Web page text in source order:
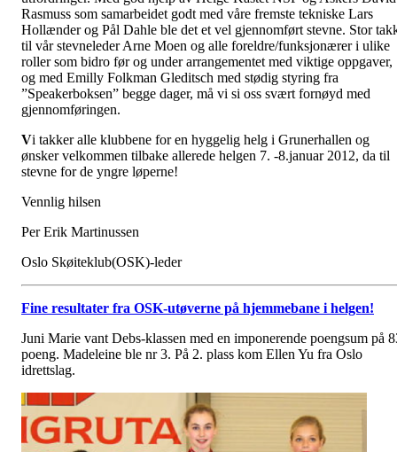
Rasmuss som samarbeidet godt med våre fremste tekniske Lars
Hollænder og Pål Dahle ble det et vel gjennomført stevne. Stor
til vår stevneleder Arne Moen og alle foreldre/funksjonærer i ulike
roller som bidro før og under arrangementet med viktige oppgaver,
og med Emilly Folkman Gleditsch med stødig styring fra
”Speakerboksen” begge dager, må vi si oss svært fornøyd med
gjennomføringen.
Vi takker alle klubbene for en hyggelig helg i Grunerhallen og
ønsker velkommen tilbake allerede helgen 7. -8.januar 2012, da til
stevne for de yngre løperne!
Vennlig hilsen
Per Erik Martinussen
Oslo Skøiteklub(OSK)-leder
Fine resultater fra OSK-utøverne på hjemmebane i helgen!
Juni Marie vant Debs-klassen med en imponerende poengsum på
poeng. Madeleine ble nr 3. På 2. plass kom Ellen Yu fra Oslo
idrettslag.